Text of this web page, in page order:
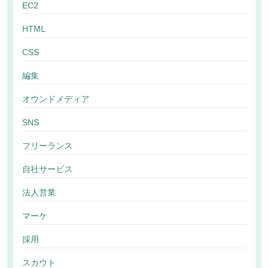
EC2
HTML
CSS
編集
オウンドメディア
SNS
フリーランス
自社サービス
法人営業
マーケ
採用
スカウト